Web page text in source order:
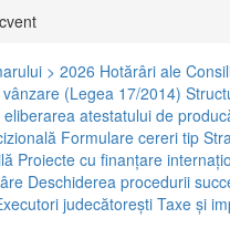
> 2026 Hotărâri ale
(Legea 17/2014)
atestatului de
Formulare cereri tip
Proiecte cu finanţare
Deschiderea procedurii
judecătorești Taxe şi